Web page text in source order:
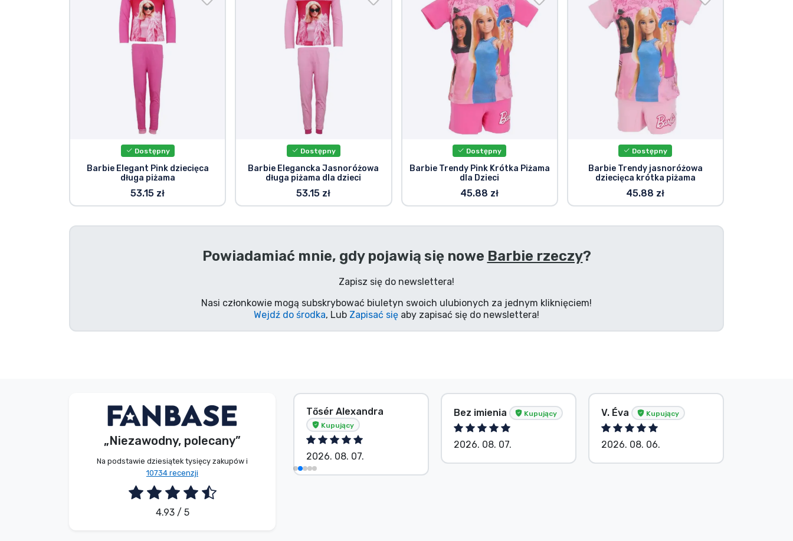
Dostępny
Barbie Elegant Pink dziecięca
długa piżama
53.15 zł
Dostępny
Barbie Elegancka Jasnoróżowa
długa piżama dla dzieci
53.15 zł
Dostępny
Barbie Trendy Pink Krótka Piżama
dla Dzieci
45.88 zł
Dostępny
Barbie Trendy jasnoróżowa
dziecięca krótka piżama
45.88 zł
Powiadamiać mnie, gdy pojawią się nowe Barbie rzeczy?
Zapisz się do newslettera!
Nasi członkowie mogą subskrybować biuletyn swoich ulubionych za jednym kliknięciem!
Wejdź do środka, Lub Zapisać się aby zapisać się do newslettera!
„Niezawodny, polecany”
Na podstawie dziesiątek tysięcy zakupów i
10734 recenzji
4.93 / 5
S. Kevin Kupujący
2026. 08. 07.
Tősér Alexandra
Kupujący
2026. 08. 07.
Bez imienia Kupujący
2026. 08. 07.
V. Éva Kupujący
2026. 08. 06.
Rzeczy dla graczy